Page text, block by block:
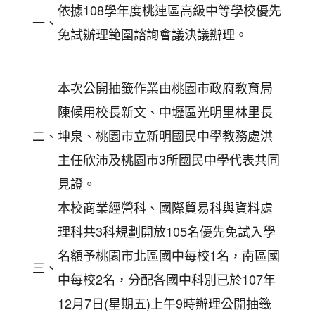
一、
依據108學年度桃連區高級中等學校優先
免試辦理範圍諮詢會議決議辦理。
二、
本次公開抽籤作業由桃園市政府教育局
陳候用校長新文、中壢區光明里林里長
坤泉、桃園市立新明國民中學教務處洪
主任欣沛及桃園市3所國民中學代表共同
見證。
三、
本校商業經營科、國際貿易科與資料處
理科共3科規劃開放105名優先免試入學
名額予桃園市北區國中每校1名，南區國
中每校2名，分配各國中科別已於107年
12月7日(星期五)上午9時辦理公開抽籤